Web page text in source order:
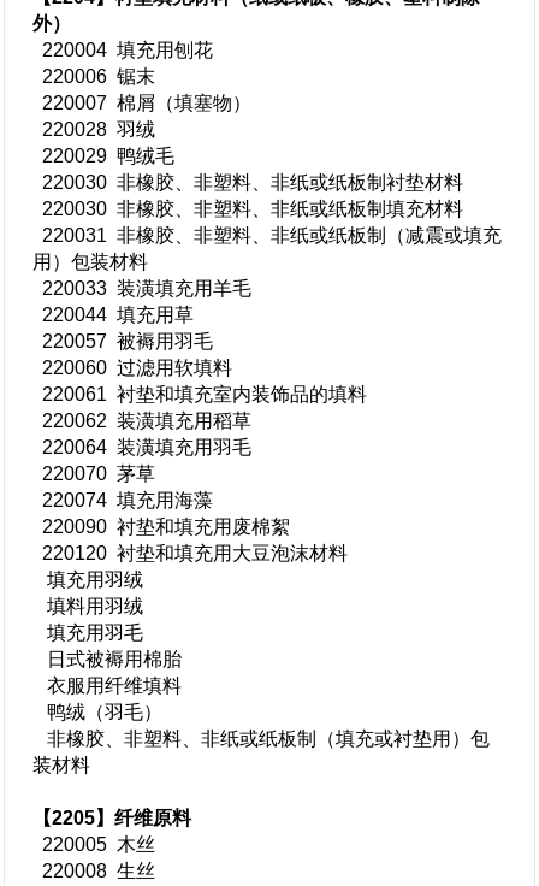
外）
220004 填充用刨花
220006 锯末
220007 棉屑（填塞物）
220028 羽绒
220029 鸭绒毛
220030 非橡胶、非塑料、非纸或纸板制衬垫材料
220030 非橡胶、非塑料、非纸或纸板制填充材料
220031 非橡胶、非塑料、非纸或纸板制（减震或填充
用）包装材料
220033 装潢填充用羊毛
220044 填充用草
220057 被褥用羽毛
220060 过滤用软填料
220061 衬垫和填充室内装饰品的填料
220062 装潢填充用稻草
220064 装潢填充用羽毛
220070 茅草
220074 填充用海藻
220090 衬垫和填充用废棉絮
220120 衬垫和填充用大豆泡沫材料
填充用羽绒
填料用羽绒
填充用羽毛
日式被褥用棉胎
衣服用纤维填料
鸭绒（羽毛）
非橡胶、非塑料、非纸或纸板制（填充或衬垫用）包
装材料
【2205】纤维原料
220005 木丝
220008 生丝